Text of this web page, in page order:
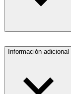
Información adicional